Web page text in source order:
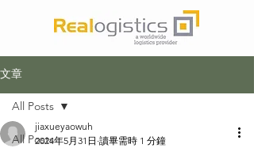
文章
All Posts
All Posts
jiaxueyaowuh
2024年5月31日 讀畢需時 1 分鐘